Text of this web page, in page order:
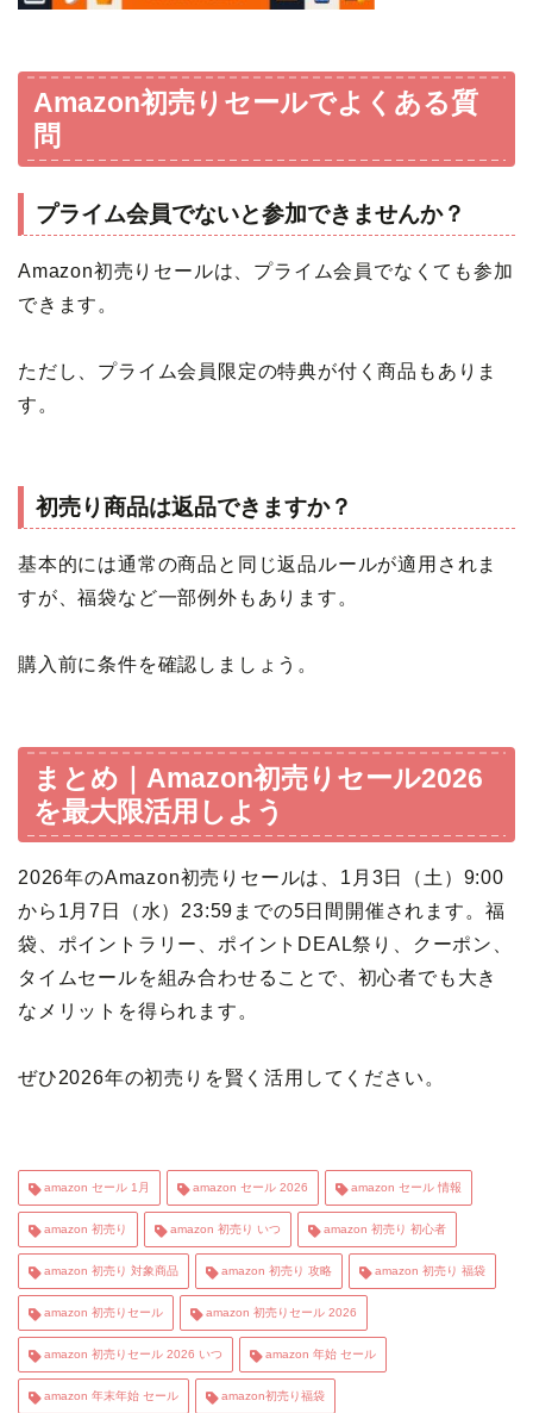
Amazon初売りセールでよくある質
問
プライム会員でないと参加できませんか？
Amazon初売りセールは、プライム会員でなくても参加
できます。
ただし、プライム会員限定の特典が付く商品もありま
す。
初売り商品は返品できますか？
基本的には通常の商品と同じ返品ルールが適用されま
すが、福袋など一部例外もあります。
購入前に条件を確認しましょう。
まとめ｜Amazon初売りセール2026
を最大限活用しよう
2026年のAmazon初売りセールは、1月3日（土）9:00
から1月7日（水）23:59までの5日間開催されます。福
袋、ポイントラリー、ポイントDEAL祭り、クーポン、
タイムセールを組み合わせることで、初心者でも大き
なメリットを得られます。
ぜひ2026年の初売りを賢く活用してください。
amazon セール 1月 amazon セール 2026 amazon セール 情報
amazon 初売り amazon 初売り いつ amazon 初売り 初心者
amazon 初売り 対象商品 amazon 初売り 攻略 amazon 初売り 福袋
amazon 初売りセール amazon 初売りセール 2026
amazon 初売りセール 2026 いつ amazon 年始 セール
amazon 年末年始 セール amazon初売り福袋